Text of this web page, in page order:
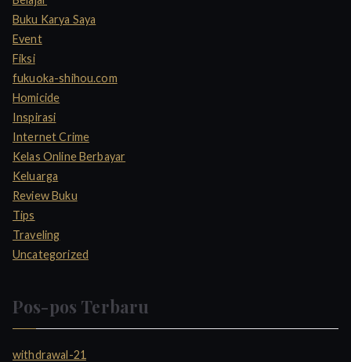
Buku Karya Saya
Event
Fiksi
fukuoka-shihou.com
Homicide
Inspirasi
Internet Crime
Kelas Online Berbayar
Keluarga
Review Buku
Tips
Traveling
Uncategorized
Pos-pos Terbaru
withdrawal-21